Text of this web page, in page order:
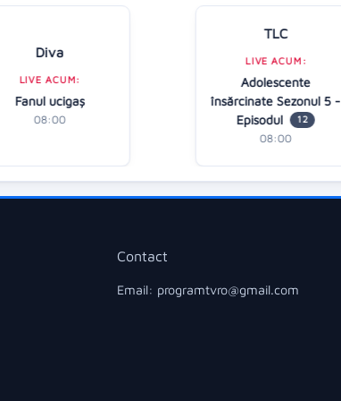
Diva
LIVE ACUM:
Fanul ucigaș
08:00
TLC
LIVE ACUM:
Adolescente
însărcinate Sezonul 5 -
Episodul
12
08:00
Contact
Email: programtvro@gmail.com